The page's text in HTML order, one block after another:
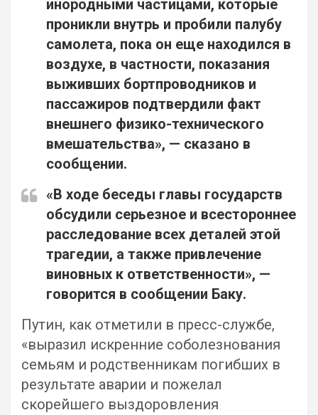
инородными частицами, которые
проникли внутрь и пробили палубу
самолета, пока он еще находился в
воздухе, в частности, показания
выживших бортпроводников и
пассажиров подтвердили факт
внешнего физико-технического
вмешательства», — сказано в
сообщении.
«В ходе беседы главы государств
обсудили серьезное и всестороннее
расследование всех деталей этой
трагедии, а также привлечение
виновных к ответственности», —
говорится в сообщении Баку.
Путин, как отметили в пресс-службе,
«выразил искренние соболезнования
семьям и родственникам погибших в
результате аварии и пожелал
скорейшего выздоровления